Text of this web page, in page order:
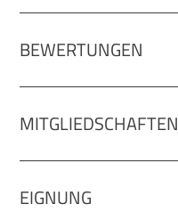
BEWERTUNGEN
MITGLIEDSCHAFTEN
EIGNUNG